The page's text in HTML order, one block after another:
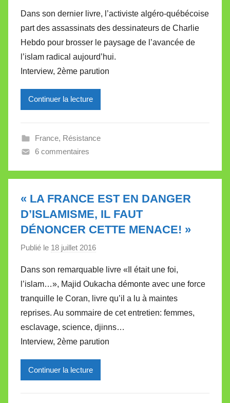
r
M
i
r
e
l
V
l
t
e
Dans son dernier livre, l’activiste algéro-québécoise
part des assassinats des dessinateurs de Charlie
Hebdo pour brosser le paysage de l’avancée de
l’islam radical aujourd’hui.
Interview, 2ème parution
Continuer la lecture
France, Résistance
6 commentaires
« LA FRANCE EST EN DANGER
D’ISLAMISME, IL FAUT
DÉNONCER CETTE MENACE! »
Publié le 18 juillet 2016
r
M
i
r
e
i
e
Dans son remarquable livre «Il était une foi,
l’islam…», Majid Oukacha démonte avec une force
tranquille le Coran, livre qu’il a lu à maintes
reprises. Au sommaire de cet entretien: femmes,
esclavage, science, djinns…
Interview, 2ème parution
Continuer la lecture